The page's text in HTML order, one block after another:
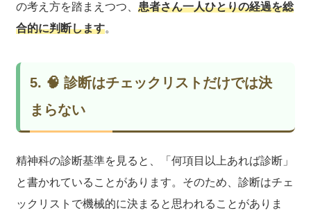
の考え方を踏まえつつ、患者さん一人ひとりの経過を総
合的に判断します。
5. 🧠 診断はチェックリストだけでは決
まらない
精神科の診断基準を見ると、「何項目以上あれば診断」
と書かれていることがあります。そのため、診断はチェ
ックリストで機械的に決まると思われることがありま